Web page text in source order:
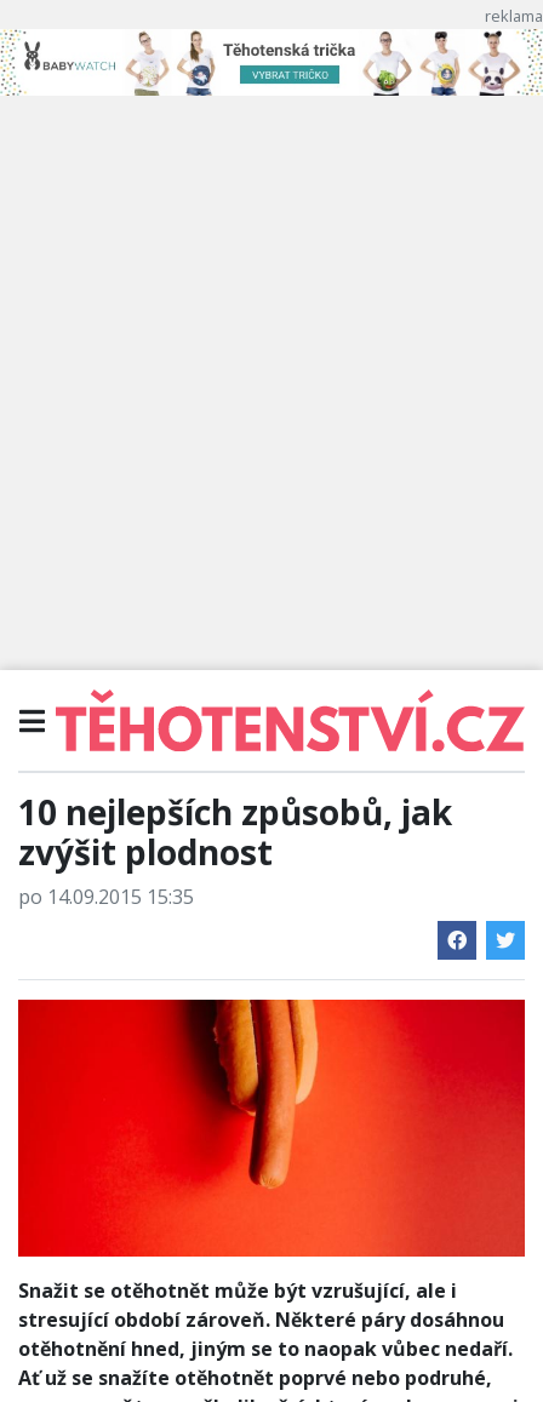
10 nejlepších způsobů, jak
zvýšit plodnost
po 14.09.2015 15:35
Snažit se otěhotnět může být vzrušující, ale i
stresující období zároveň. Některé páry dosáhnou
otěhotnění hned, jiným se to naopak vůbec nedaří.
Ať už se snažíte otěhotnět poprvé nebo podruhé,